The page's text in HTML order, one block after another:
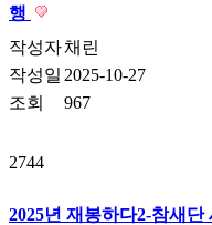
행
작성자채린
작성일 2025-10-27
조회
967
2744
2025년 재봉하다2-참새단